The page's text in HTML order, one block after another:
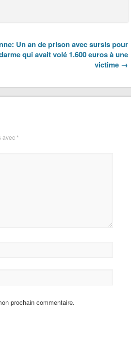
Un an de prison avec sursis pour
qui avait volé 1.600 euros à une
victime →
avec*
prochain commentaire.